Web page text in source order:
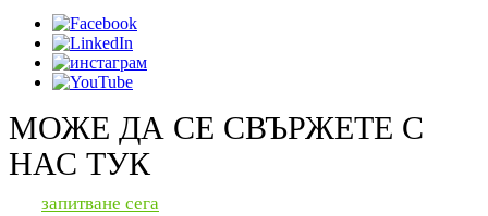
МОЖЕ ДА СЕ СВЪРЖЕТЕ С
НАС ТУК
запитване сега